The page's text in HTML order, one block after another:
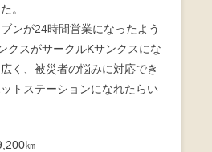
。
ンが24時間営業になったよう
クスがサークルKサンクスにな
く、被災者の悩みに対応でき
トステーションになれたらい
㎞